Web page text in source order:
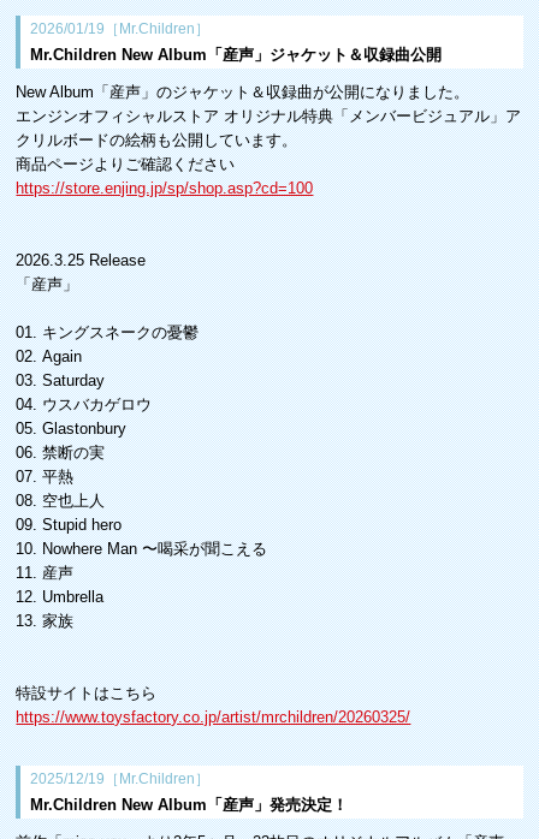
2026/01/19［Mr.Children］
Mr.Children New Album「産声」ジャケット＆収録曲公開
New Album「産声」のジャケット＆収録曲が公開になりました。
エンジンオフィシャルストア オリジナル特典「メンバービジュアル」ア
クリルボードの絵柄も公開しています。
商品ページよりご確認ください
https://store.enjing.jp/sp/shop.asp?cd=100
2026.3.25 Release
「産声」
01. キングスネークの憂鬱
02. Again
03. Saturday
04. ウスバカゲロウ
05. Glastonbury
06. 禁断の実
07. 平熱
08. 空也上人
09. Stupid hero
10. Nowhere Man 〜喝采が聞こえる
11. 産声
12. Umbrella
13. 家族
特設サイトはこちら
https://www.toysfactory.co.jp/artist/mrchildren/20260325/
2025/12/19［Mr.Children］
Mr.Children New Album「産声」発売決定！